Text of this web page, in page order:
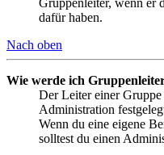
dafür haben.
Nach oben
Wie werde ich
Der Leiter einer
Administration
Wenn du eine eigene
solltest du einen